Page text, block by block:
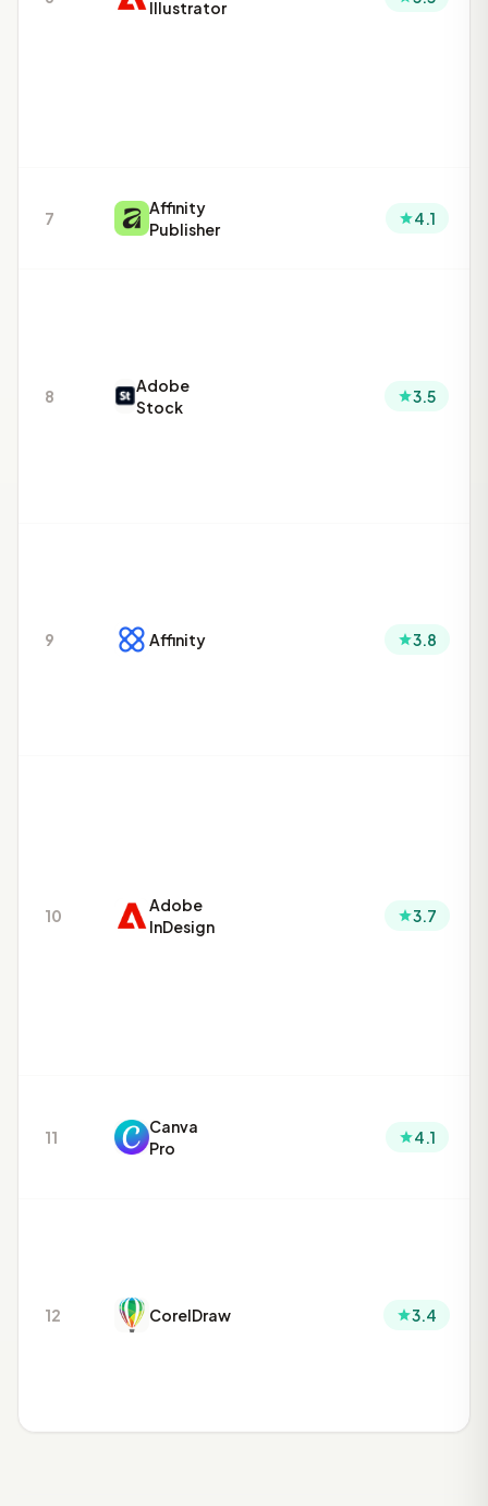
Illustrator
7
Affinity
Publisher
4.1
8
Adobe
Stock
3.5
9 Affinity 3.8
10
Adobe
InDesign
3.7
11
Canva
Pro
4.1
12 CorelDraw 3.4